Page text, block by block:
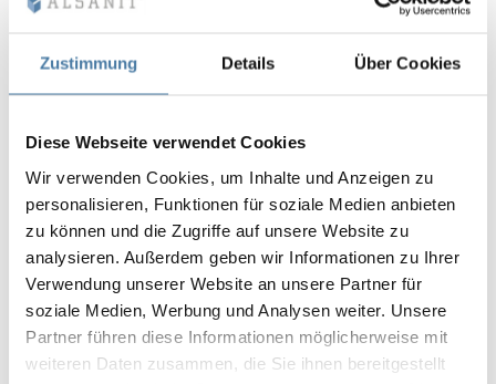
Zustimmung Details Über Cookies
Diese Webseite verwendet Cookies
Wir verwenden Cookies, um Inhalte und Anzeigen zu
personalisieren, Funktionen für soziale Medien anbieten
zu können und die Zugriffe auf unsere Website zu
analysieren. Außerdem geben wir Informationen zu Ihrer
Verwendung unserer Website an unsere Partner für
soziale Medien, Werbung und Analysen weiter. Unsere
Partner führen diese Informationen möglicherweise mit
weiteren Daten zusammen, die Sie ihnen bereitgestellt